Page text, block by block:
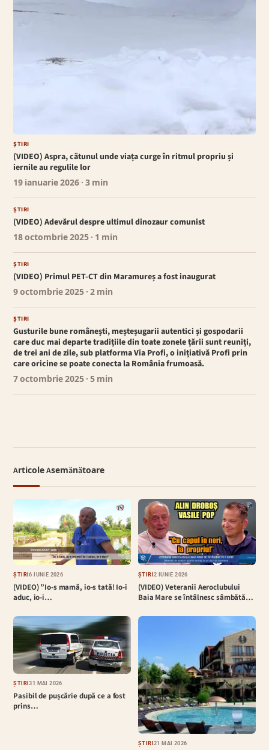
ȘTIRI
(VIDEO) Aspra, cătunul unde viața curge în ritmul propriu și
iernile au regulile lor
19 ianuarie 2026 · 3 min
ȘTIRI
(VIDEO) Adevărul despre ultimul dinozaur comunist
18 octombrie 2025 · 1 min
ȘTIRI
(VIDEO) Primul PET-CT din Maramureș a fost inaugurat
9 octombrie 2025 · 2 min
ȘTIRI
Gusturile bune românești, meșteșugarii autentici și gospodarii
care duc mai departe tradițiile din toate zonele țării sunt reuniți,
de trei ani de zile, sub platforma Via Profi, o inițiativă Profi prin
care oricine se poate conecta la România frumoasă.
7 octombrie 2025 · 5 min
Articole Asemănătoare
ȘTIRI6 IUNIE 2026
(VIDEO) ”Io-s mamă, io-s tată! Io-i
aduc, io-i…
ȘTIRI2 IUNIE 2026
(VIDEO) Veteranii Aeroclubului
Baia Mare se întâlnesc sâmbătă…
ȘTIRI31 MAI 2026
Pasibil de pușcărie după ce a fost
prins…
ȘTIRI21 MAI 2026